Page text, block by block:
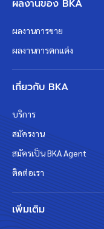
ผลงานของ BKA
ผลงานการขาย
ผลงานการตกแต่ง
เกี่ยวกับ BKA
บริการ
สมัครงาน
สมัครเป็น BKA Agent
ติดต่อเรา
เพิ่มเติม